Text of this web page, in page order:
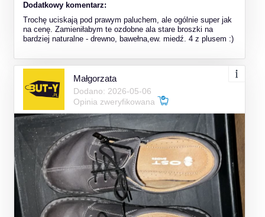
Dodatkowy komentarz:
Trochę uciskają pod prawym paluchem, ale ogólnie super jak
na cenę. Zamieniłabym te ozdobne ala stare broszki na
bardziej naturalne - drewno, bawełna,ew. miedź. 4 z plusem :)
Małgorzata
Dodano: 2026-05-06
Opinia zweryfikowana